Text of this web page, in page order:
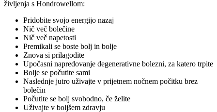
življenja s Hondrowellom:
Pridobite svojo energijo nazaj
Nič več bolečine
Nič več napetosti
Premikali se boste bolj in bolje
Znova si prilagodite
Upočasni napredovanje degenerativne bolezni, za katero trpite
Bolje se počutite sami
Naslednje jutro uživajte v prijetnem nočnem počitku brez
bolečin
Počutite se bolj svobodno, če želite
Uživajte v boljšem zdravju